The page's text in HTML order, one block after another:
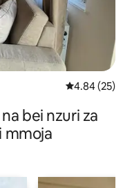
Ukadiriaji wa
4.84 (25)
bei nzuri za
mmoja